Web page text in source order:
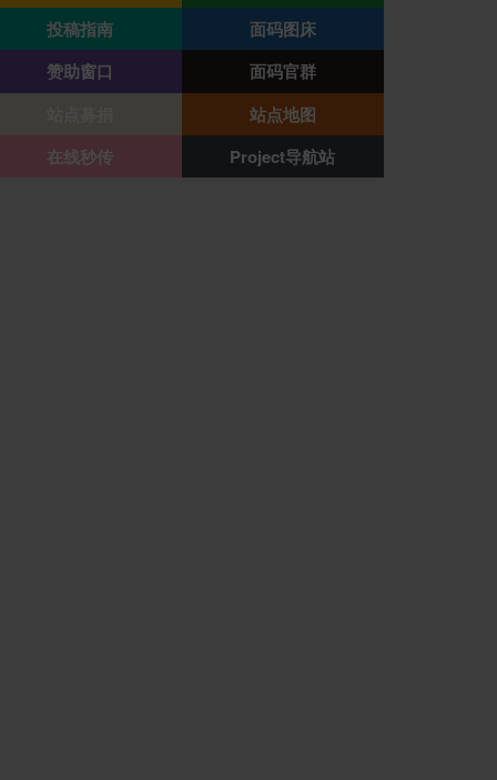
投稿指南
面码图床
赞助窗口
面码官群
站点地图
在线秒传
Project导航站